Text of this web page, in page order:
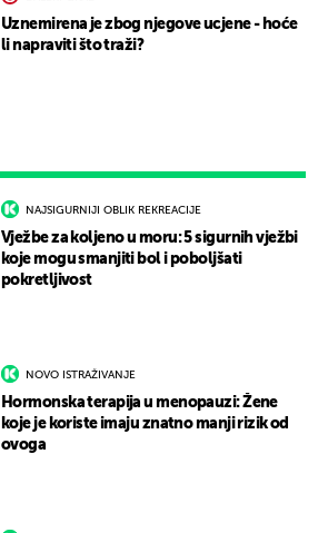
NAJSIGURNIJI OBLIK REKREACIJE
Vježbe za koljeno u moru: 5 sigurnih vježbi
koje mogu smanjiti bol i poboljšati
pokretljivost
NOVO ISTRAŽIVANJE
Hormonska terapija u menopauzi: Žene
koje je koriste imaju znatno manji rizik od
ovoga
Uznemirena je zbog njegove ucjene - hoće
li napraviti što traži?